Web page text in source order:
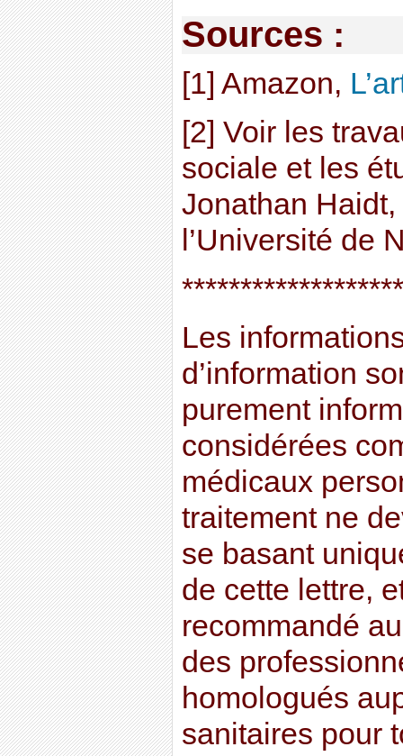
Sources :
[1] Amazon,
[2] Voir les
sociale et les
Jonathan
l’Université de
Les
d’information
purement
considérées
médicaux
traitement ne
se basant
de cette lettre,
recommandé
des
homologués
sanitaires pour